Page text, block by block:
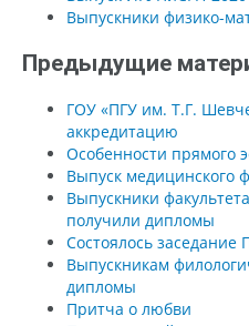
Выпускники физико-
Предыдущие
ГОУ «ПГУ им. Т.Г.
аккредитацию
Особенности прямого
Выпуск медицинского
Выпускники
получили дипломы
Состоялось
Выпускникам
дипломы
Притча о любви